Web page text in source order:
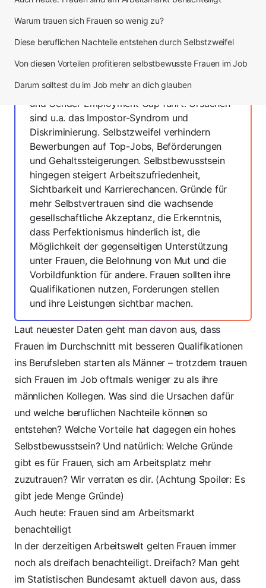
Warum trauen sich Frauen so wenig zu?
Diese beruflichen Nachteile entstehen durch Selbstzweifel
Von diesen Vorteilen profitieren selbstbewusste Frauen im Job
Darum solltest du im Job mehr an dich glauben
Zusammenfassung KI generiert
Frauen starten oft besser qualifiziert ins
Berufsleben als Männer, zeigen aber weniger
wie dem Gender Pay Gap, Gender Hours Gap
und Gender Employment Gap führt. Ursachen
sind u.a. das Impostor-Syndrom und
Diskriminierung. Selbstzweifel verhindern
Bewerbungen auf Top-Jobs, Beförderungen
und Gehaltssteigerungen. Selbstbewusstsein
hingegen steigert Arbeitszufriedenheit,
Sichtbarkeit und Karrierechancen. Gründe für
mehr Selbstvertrauen sind die wachsende
gesellschaftliche Akzeptanz, die Erkenntnis,
dass Perfektionismus hinderlich ist, die
Möglichkeit der gegenseitigen Unterstützung
unter Frauen, die Belohnung von Mut und die
Vorbildfunktion für andere. Frauen sollten ihre
Qualifikationen nutzen, Forderungen stellen
und ihre Leistungen sichtbar machen.
Laut neuester Daten geht man davon aus, dass
Frauen im Durchschnitt mit besseren Qualifikationen
ins Berufsleben starten als Männer – trotzdem trauen
sich Frauen im Job oftmals weniger zu als ihre
männlichen Kollegen. Was sind die Ursachen dafür
und welche beruflichen Nachteile können so
entstehen? Welche Vorteile hat dagegen ein hohes
Selbstbewusstsein? Und natürlich: Welche Gründe
gibt es für Frauen, sich am Arbeitsplatz mehr
zuzutrauen? Wir verraten es dir. (Achtung Spoiler: Es
gibt jede Menge Gründe)
Auch heute: Frauen sind am Arbeitsmarkt
benachteiligt
In der derzeitigen Arbeitswelt gelten Frauen immer
noch als dreifach benachteiligt. Dreifach? Man geht
im Statistischen Bundesamt aktuell davon aus, dass